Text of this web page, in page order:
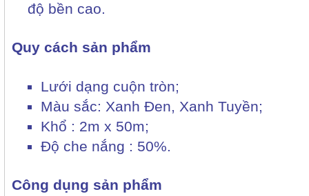
độ bền cao.
Quy cách sản phẩm
Lưới dạng cuộn tròn;
Màu sắc: Xanh Đen, Xanh Tuyền;
Khổ : 2m x 50m;
Độ che nắng : 50%.
Công dụng sản phẩm